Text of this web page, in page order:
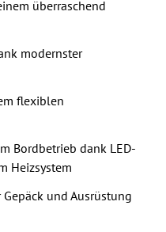
überraschend
modernster
flexiblen
Bordbetrieb dank LED-
Heizsystem
und Ausrüstung